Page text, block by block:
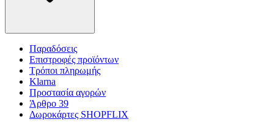
Παραδόσεις
Επιστροφές προϊόντων
Τρόποι πληρωμής
Klarna
Προστασία αγορών
Άρθρο 39
Δωροκάρτες SHOPFLIX